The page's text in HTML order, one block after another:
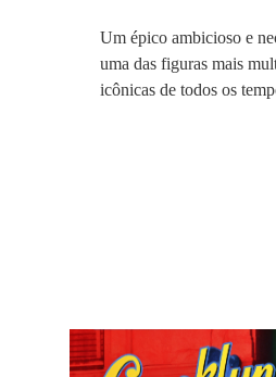
Um épico ambicioso e
uma das figuras mais
icônicas de todos os